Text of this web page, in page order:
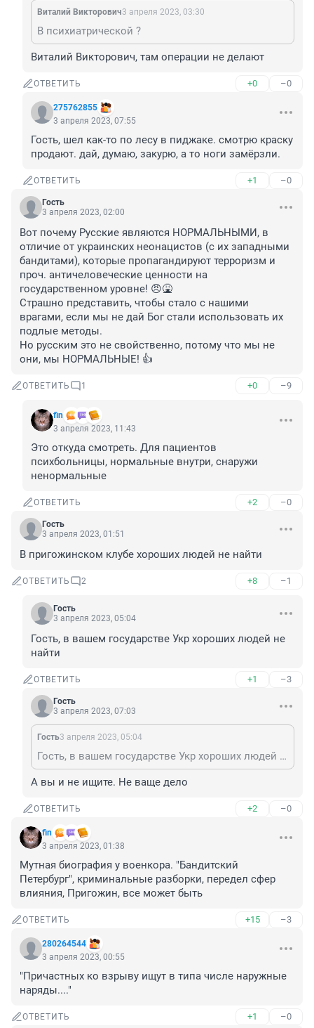
Виталий Викторович3 апреля 2023, 03:30
В психиатрической ?
Виталий Викторович, там операции не делают
ОТВЕТИТЬ +0 –0
275762855
3 апреля 2023, 07:55
Гость, шел как-то по лесу в пиджаке. смотрю краску
продают. дай, думаю, закурю, а то ноги замёрзли.
ОТВЕТИТЬ +1 –0
Гость
3 апреля 2023, 02:00
Вот почему Русские являются НОРМАЛЬНЫМИ, в
отличие от украинских неонацистов (с их западными
бандитами), которые пропагандируют терроризм и
проч. античеловеческие ценности на
государственном уровне! 😠🤮
Страшно представить, чтобы стало с нашими
врагами, если мы не дай Бог стали использовать их
подлые методы.
Но русским это не свойственно, потому что мы не
они, мы НОРМАЛЬНЫЕ! 👍
ОТВЕТИТЬ 1 +0 –9
fin
3 апреля 2023, 11:43
Это откуда смотреть. Для пациентов
психбольницы, нормальные внутри, снаружи
ненормальные
ОТВЕТИТЬ +2 –0
Гость
3 апреля 2023, 01:51
В пригожинском клубе хороших людей не найти
ОТВЕТИТЬ 2 +8 –1
Гость
3 апреля 2023, 05:04
Гость, в вашем государстве Укр хороших людей не
найти
ОТВЕТИТЬ +1 –3
Гость
3 апреля 2023, 07:03
Гость3 апреля 2023, 05:04
Гость, в вашем государстве Укр хороших людей не найти
А вы и не ищите. Не ваще дело
ОТВЕТИТЬ +2 –0
fin
3 апреля 2023, 01:38
Мутная биография у военкора. "Бандитский
Петербург", криминальные разборки, передел сфер
влияния, Пригожин, все может быть
ОТВЕТИТЬ +15 –3
280264544
3 апреля 2023, 00:55
"Причастных ко взрыву ищут в типа числе наружные
наряды...."
ОТВЕТИТЬ +1 –0